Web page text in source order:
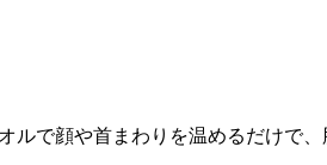
で顔や首まわりを温めるだけで、